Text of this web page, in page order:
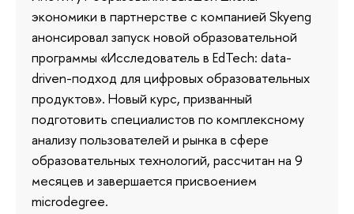
экономики в партнерстве с компанией Skyeng
анонсировал запуск новой образовательной
программы «Исследователь в EdTech: data-
driven-подход для цифровых образовательных
продуктов». Новый курс, призванный
подготовить специалистов по комплексному
анализу пользователей и рынка в сфере
образовательных технологий, рассчитан на 9
месяцев и завершается присвоением
microdegree.